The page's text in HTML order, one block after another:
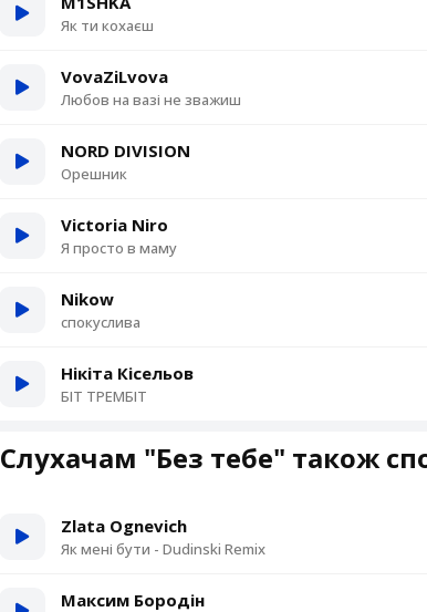
Як ти кохаєш
VovaZiLvova
Любов на вазі не зважиш
NORD DIVISION
Орешник
Victoria Niro
Я просто в маму
Nikow
спокуслива
Нікіта Кісельов
БІТ ТРЕМБІТ
Слухачам "Без тебе" також
Zlata Ognevich
Як мені бути - Dudinski Remix
Максим Бородін